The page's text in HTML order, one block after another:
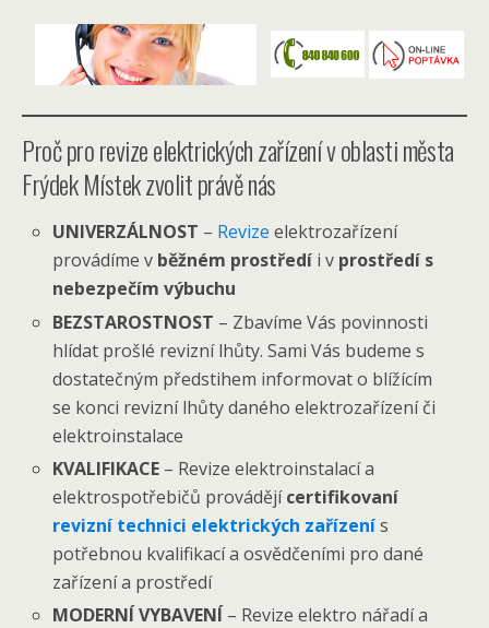
Proč pro revize elektrických zařízení v oblasti města
Frýdek Místek zvolit právě nás
UNIVERZÁLNOST – Revize elektrozařízení
provádíme v běžném prostředí i v prostředí s
nebezpečím výbuchu
BEZSTAROSTNOST – Zbavíme Vás povinnosti
hlídat prošlé revizní lhůty. Sami Vás budeme s
dostatečným předstihem informovat o blížícím
se konci revizní lhůty daného elektrozařízení či
elektroinstalace
KVALIFIKACE – Revize elektroinstalací a
elektrospotřebičů provádějícertifikovaní
revizní technici elektrických zařízenís
potřebnou kvalifikací a osvědčeními pro dané
zařízení a prostředí
MODERNÍ VYBAVENÍ – Revize elektro nářadí a